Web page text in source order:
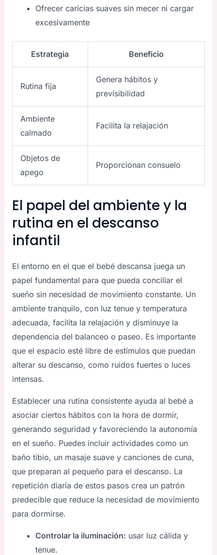
Ofrecer caricias suaves sin mecer ni cargar
excesivamente
Estrategia Beneficio
Rutina fija
Genera hábitos y
previsibilidad
Ambiente
calmado
Facilita la relajación
Objetos de
apego
Proporcionan consuelo
El papel del ambiente y la
rutina en el descanso
infantil
El entorno en el que el bebé descansa juega un
papel fundamental para que pueda conciliar el
sueño sin necesidad de movimiento constante. Un
ambiente tranquilo, con luz tenue y temperatura
adecuada, facilita la relajación y disminuye la
dependencia del balanceo o paseo. Es importante
que el espacio esté libre de estímulos que puedan
alterar su descanso, como ruidos fuertes o luces
intensas.
Establecer una rutina consistente ayuda al bebé a
asociar ciertos hábitos con la hora de dormir,
generando seguridad y favoreciendo la autonomía
en el sueño. Puedes incluir actividades como un
baño tibio, un masaje suave y canciones de cuna,
que preparan al pequeño para el descanso. La
repetición diaria de estos pasos crea un patrón
predecible que reduce la necesidad de movimiento
para dormirse.
Controlar la iluminación: usar luz cálida y
tenue.